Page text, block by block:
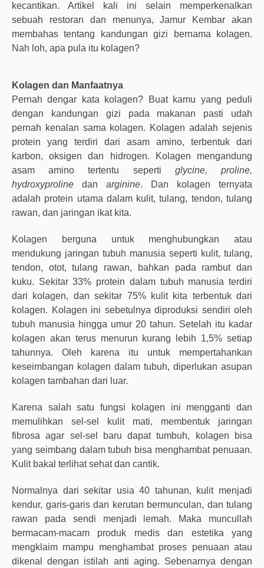
kecantikan. Artikel kali ini selain memperkenalkan
sebuah restoran dan menunya, Jamur Kembar akan
membahas tentang kandungan gizi bernama kolagen.
Nah loh, apa pula itu kolagen?
Kolagen dan Manfaatnya
Pernah dengar kata kolagen? Buat kamu yang peduli
dengan kandungan gizi pada makanan pasti udah
pernah kenalan sama kolagen. Kolagen adalah sejenis
protein yang terdiri dari asam amino, terbentuk dari
karbon, oksigen dan hidrogen. Kolagen mengandung
asam amino tertentu seperti glycine, proline,
hydroxyproline dan arginine. Dan kolagen ternyata
adalah protein utama dalam kulit, tulang, tendon, tulang
rawan, dan jaringan ikat kita.
Kolagen berguna untuk menghubungkan atau
mendukung jaringan tubuh manusia seperti kulit, tulang,
tendon, otot, tulang rawan, bahkan pada rambut dan
kuku. Sekitar 33% protein dalam tubuh manusia terdiri
dari kolagen, dan sekitar 75% kulit kita terbentuk dari
kolagen. Kolagen ini sebetulnya diproduksi sendiri oleh
tubuh manusia hingga umur 20 tahun. Setelah itu kadar
kolagen akan terus menurun kurang lebih 1,5% setiap
tahunnya. Oleh karena itu untuk mempertahankan
keseimbangan kolagen dalam tubuh, diperlukan asupan
kolagen tambahan dari luar.
Karena salah satu fungsi kolagen ini mengganti dan
memulihkan sel-sel kulit mati, membentuk jaringan
fibrosa agar sel-sel baru dapat tumbuh, kolagen bisa
yang seimbang dalam tubuh bisa menghambat penuaan.
Kulit bakal terlihat sehat dan cantik.
Normalnya dari sekitar usia 40 tahunan, kulit menjadi
kendur, garis-garis dan kerutan bermunculan, dan tulang
rawan pada sendi menjadi lemah. Maka muncullah
bermacam-macam produk medis dan estetika yang
mengklaim mampu menghambat proses penuaan atau
dikenal dengan istilah anti aging. Sebenarnya dengan